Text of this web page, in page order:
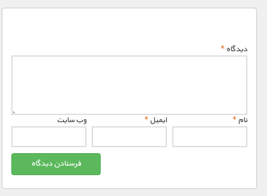
دیدگاه*
نام* ایمیل* وب‌ سایت